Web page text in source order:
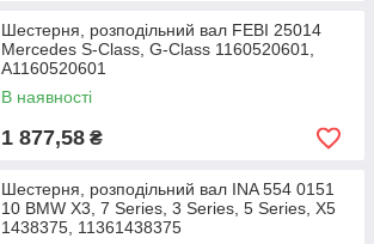
Шестерня, розподільний вал FEBI 25014
Mercedes S-Class, G-Class 1160520601,
A1160520601
В наявності
1 877,58 ₴
Шестерня, розподільний вал INA 554 0151
10 BMW X3, 7 Series, 3 Series, 5 Series, X5
1438375, 11361438375